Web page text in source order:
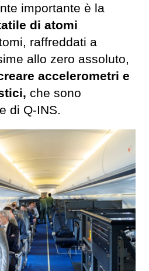
importante è la
di atomi
raffreddati a
allo zero assoluto,
accelerometri e
che sono
di Q-INS.